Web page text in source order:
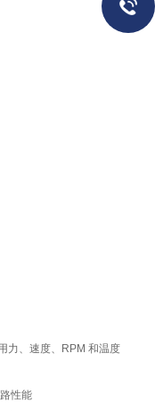
力、速度、RPM 和温度
性能